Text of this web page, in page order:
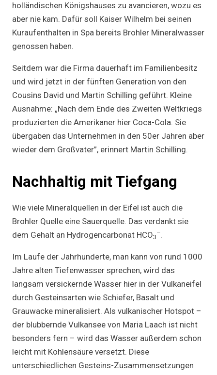
holländischen Königshauses zu avancieren, wozu es
aber nie kam. Dafür soll Kaiser Wilhelm bei seinen
Kuraufenthalten in Spa bereits Brohler Mineralwasser
genossen haben.
Seitdem war die Firma dauerhaft im Familienbesitz
und wird jetzt in der fünften Generation von den
Cousins David und Martin Schilling geführt. Kleine
Ausnahme: „Nach dem Ende des Zweiten Weltkriegs
produzierten die Amerikaner hier Coca-Cola. Sie
übergaben das Unternehmen in den 50er Jahren aber
wieder dem Großvater”, erinnert Martin Schilling.
Nachhaltig mit Tiefgang
Wie viele Mineralquellen in der Eifel ist auch die
Brohler Quelle eine Sauerquelle. Das verdankt sie
dem Gehalt an Hydrogencarbonat HCO3
–.
Im Laufe der Jahrhunderte, man kann von rund 1000
Jahre alten Tiefenwasser sprechen, wird das
langsam versickernde Wasser hier in der Vulkaneifel
durch Gesteinsarten wie Schiefer, Basalt und
Grauwacke mineralisiert. Als vulkanischer Hotspot –
der blubbernde Vulkansee von Maria Laach ist nicht
besonders fern – wird das Wasser außerdem schon
leicht mit Kohlensäure versetzt. Diese
unterschiedlichen Gesteins-Zusammensetzungen